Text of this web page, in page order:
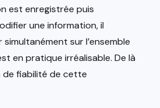
est enregistrée puis
une information, il
sur l’ensemble
en pratique irréalisable. De là
fiabilité de cette